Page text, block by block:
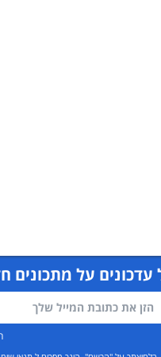
עדכונים על מתכונים